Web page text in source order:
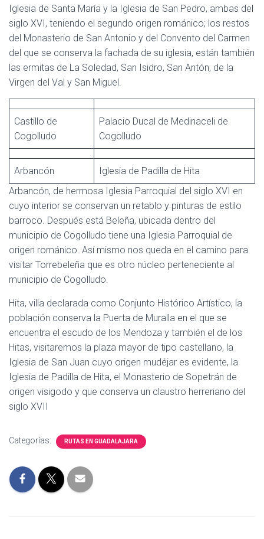
Iglesia de Santa María y la Iglesia de San Pedro, ambas del
siglo XVI, teniendo el segundo origen románico; los restos
del Monasterio de San Antonio y del Convento del Carmen
del que se conserva la fachada de su iglesia, están también
las ermitas de La Soledad, San Isidro, San Antón, de la
Virgen del Val y San Miguel.
Castillo de
Cogolludo
Palacio Ducal de Medinaceli de
Cogolludo
Arbancón
Iglesia de Padilla de Hita
Arbancón, de hermosa Iglesia Parroquial del siglo XVI en
cuyo interior se conservan un retablo y pinturas de estilo
barroco. Después está Beleña, ubicada dentro del
municipio de Cogolludo tiene una Iglesia Parroquial de
origen románico. Así mismo nos queda en el camino para
visitar Torrebeleña que es otro núcleo perteneciente al
municipio de Cogolludo.
Hita, villa declarada como Conjunto Histórico Artístico, la
población conserva la Puerta de Muralla en el que se
encuentra el escudo de los Mendoza y también el de los
Hitas, visitaremos la plaza mayor de tipo castellano, la
Iglesia de San Juan cuyo origen mudéjar es evidente, la
Iglesia de Padilla de Hita, el Monasterio de Sopetrán de
origen visigodo y que conserva un claustro herreriano del
siglo XVII
Categorías: RUTAS EN GUADALAJARA